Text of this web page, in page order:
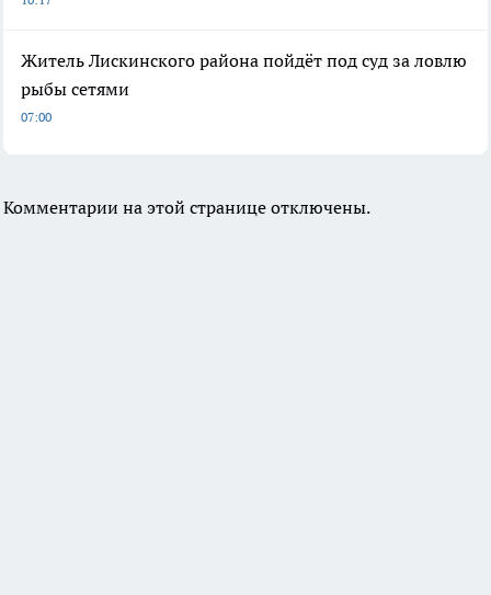
Житель Лискинского района пойдёт под суд за ловлю
рыбы сетями
07:00
Комментарии на этой странице отключены.